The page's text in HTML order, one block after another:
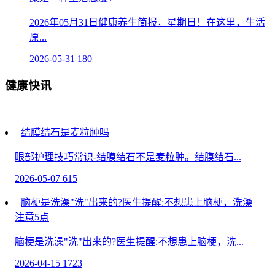
2026年05月31日健康养生简报，星期日！在这里，生活
原...
2026-05-31 180
健康快讯
结膜结石是麦粒肿吗
眼部护理技巧常识-结膜结石不是麦粒肿。结膜结石...
2026-05-07 615
脑梗是洗澡"洗"出来的?医生提醒:不想患上脑梗，洗澡
注意5点
脑梗是洗澡"洗"出来的?医生提醒:不想患上脑梗，洗...
2026-04-15 1723